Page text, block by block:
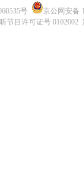
号
京公网安备
节目许可证号 0102002